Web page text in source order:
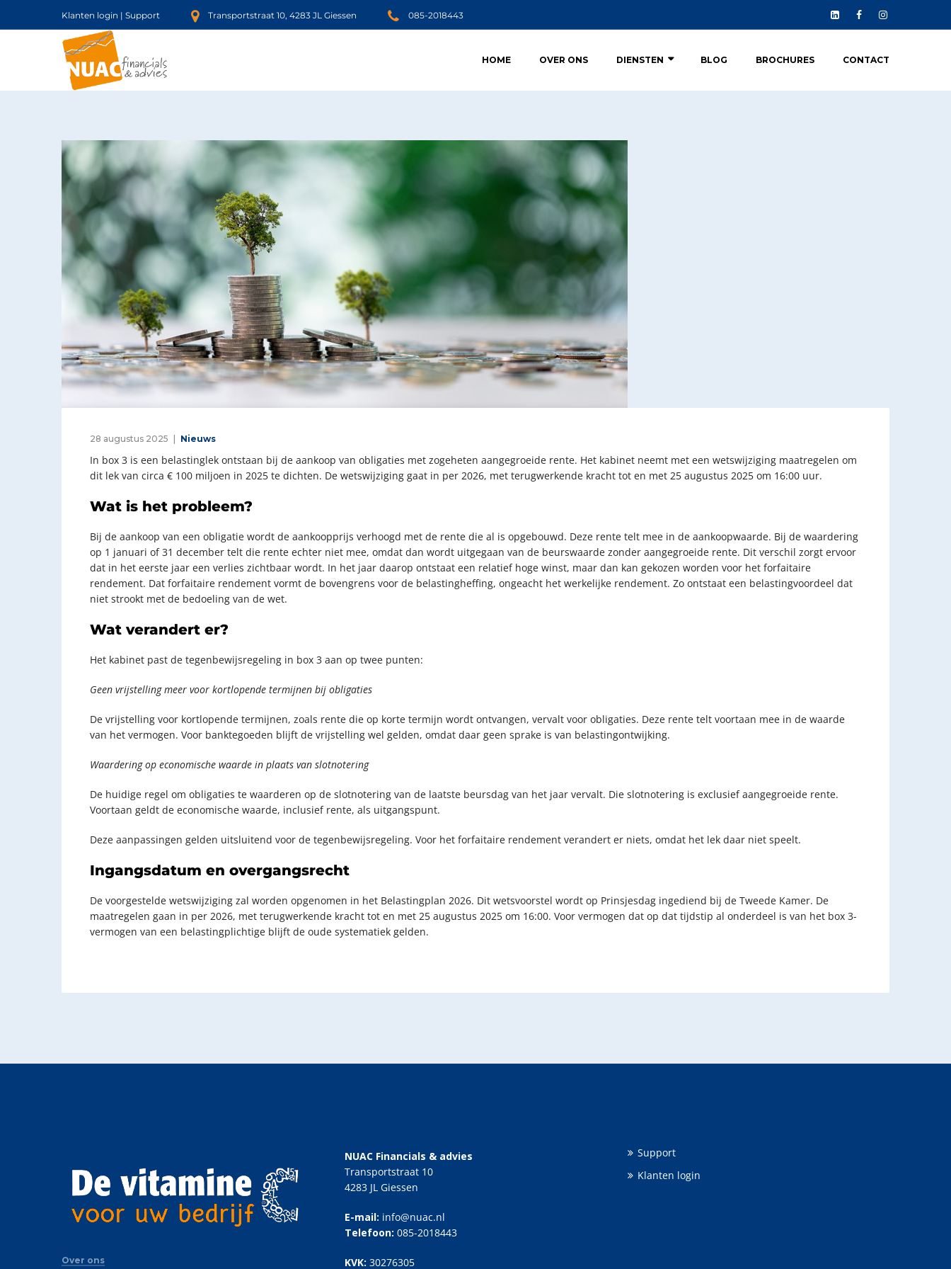
Klanten login | Support Transportstraat 10, 4283 JL Giessen 085-2018443
HOME OVER ONS DIENSTEN BLOG BROCHURES CONTACT
28 augustus 2025 Nieuws
In box 3 is een belastinglek ontstaan bij de aankoop van obligaties met zogeheten aangegroeide rente. Het kabinet neemt met een wetswijziging maatregelen om
dit lek van circa € 100 miljoen in 2025 te dichten. De wetswijziging gaat in per 2026, met terugwerkende kracht tot en met 25 augustus 2025 om 16:00 uur.
Wat is het probleem?
Bij de aankoop van een obligatie wordt de aankoopprijs verhoogd met de rente die al is opgebouwd. Deze rente telt mee in de aankoopwaarde. Bij de waardering
op 1 januari of 31 december telt die rente echter niet mee, omdat dan wordt uitgegaan van de beurswaarde zonder aangegroeide rente. Dit verschil zorgt ervoor
dat in het eerste jaar een verlies zichtbaar wordt. In het jaar daarop ontstaat een relatief hoge winst, maar dan kan gekozen worden voor het forfaitaire
rendement. Dat forfaitaire rendement vormt de bovengrens voor de belastingheffing, ongeacht het werkelijke rendement. Zo ontstaat een belastingvoordeel dat
niet strookt met de bedoeling van de wet.
Wat verandert er?
Het kabinet past de tegenbewijsregeling in box 3 aan op twee punten:
Geen vrijstelling meer voor kortlopende termijnen bij obligaties
De vrijstelling voor kortlopende termijnen, zoals rente die op korte termijn wordt ontvangen, vervalt voor obligaties. Deze rente telt voortaan mee in de waarde
van het vermogen. Voor banktegoeden blijft de vrijstelling wel gelden, omdat daar geen sprake is van belastingontwijking.
Waardering op economische waarde in plaats van slotnotering
De huidige regel om obligaties te waarderen op de slotnotering van de laatste beursdag van het jaar vervalt. Die slotnotering is exclusief aangegroeide rente.
Voortaan geldt de economische waarde, inclusief rente, als uitgangspunt.
Deze aanpassingen gelden uitsluitend voor de tegenbewijsregeling. Voor het forfaitaire rendement verandert er niets, omdat het lek daar niet speelt.
Ingangsdatum en overgangsrecht
De voorgestelde wetswijziging zal worden opgenomen in het Belastingplan 2026. Dit wetsvoorstel wordt op Prinsjesdag ingediend bij de Tweede Kamer. De
maatregelen gaan in per 2026, met terugwerkende kracht tot en met 25 augustus 2025 om 16:00. Voor vermogen dat op dat tijdstip al onderdeel is van het box 3-
vermogen van een belastingplichtige blijft de oude systematiek gelden.
Over ons
NUAC Financials & advies
Transportstraat 10
4283 JL Giessen
E-mail: info@nuac.nl
Telefoon: 085-2018443
KVK: 30276305
Support
Klanten login